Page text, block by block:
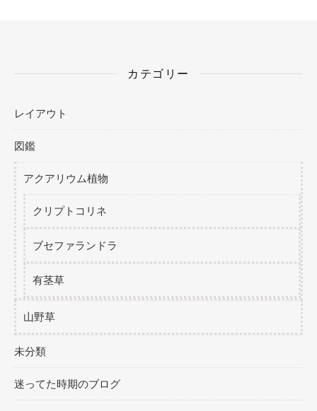
カテゴリー
レイアウト
図鑑
アクアリウム植物
クリプトコリネ
ブセファランドラ
有茎草
山野草
未分類
迷ってた時期のブログ